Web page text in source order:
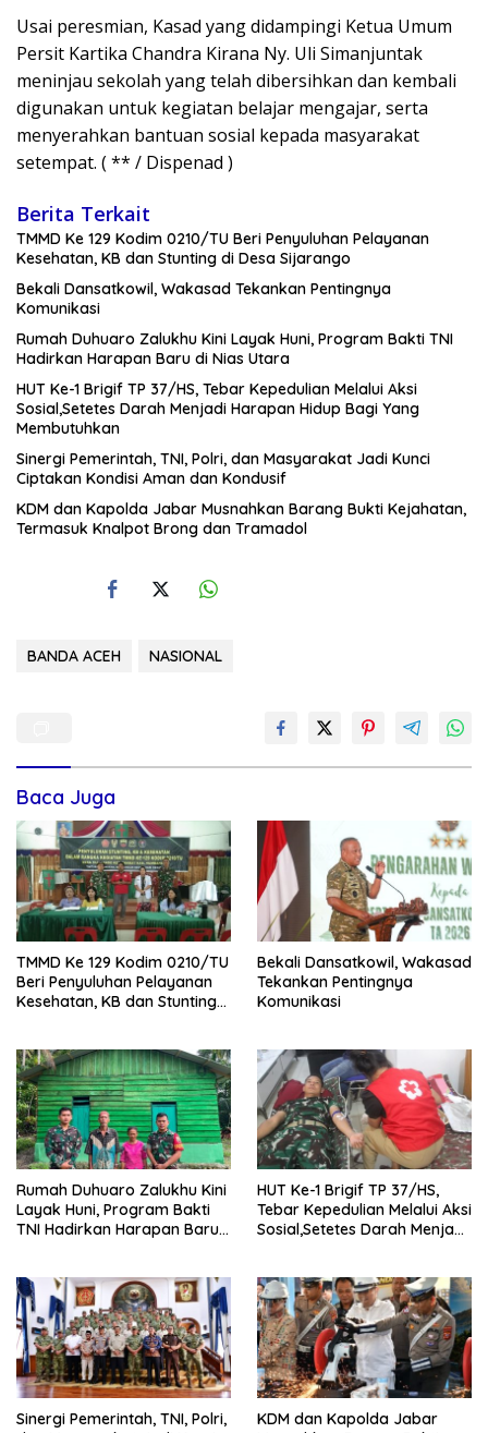
Usai peresmian, Kasad yang didampingi Ketua Umum
Persit Kartika Chandra Kirana Ny. Uli Simanjuntak
meninjau sekolah yang telah dibersihkan dan kembali
digunakan untuk kegiatan belajar mengajar, serta
menyerahkan bantuan sosial kepada masyarakat
setempat. ( ** / Dispenad )
Berita Terkait
TMMD Ke 129 Kodim 0210/TU Beri Penyuluhan Pelayanan
Kesehatan, KB dan Stunting di Desa Sijarango
Bekali Dansatkowil, Wakasad Tekankan Pentingnya
Komunikasi
Rumah Duhuaro Zalukhu Kini Layak Huni, Program Bakti TNI
Hadirkan Harapan Baru di Nias Utara
HUT Ke-1 Brigif TP 37/HS, Tebar Kepedulian Melalui Aksi
Sosial,Setetes Darah Menjadi Harapan Hidup Bagi Yang
Membutuhkan
Sinergi Pemerintah, TNI, Polri, dan Masyarakat Jadi Kunci
Ciptakan Kondisi Aman dan Kondusif
KDM dan Kapolda Jabar Musnahkan Barang Bukti Kejahatan,
Termasuk Knalpot Brong dan Tramadol
BANDA ACEH NASIONAL
Baca Juga
TMMD Ke 129 Kodim 0210/TU
Beri Penyuluhan Pelayanan
Kesehatan, KB dan Stunting
Bekali Dansatkowil, Wakasad
Tekankan Pentingnya
Komunikasi
Rumah Duhuaro Zalukhu Kini
Layak Huni, Program Bakti
TNI Hadirkan Harapan Baru
HUT Ke-1 Brigif TP 37/HS,
Tebar Kepedulian Melalui Aksi
Sosial,Setetes Darah Menjadi
Sinergi Pemerintah, TNI, Polri,
KDM dan Kapolda Jabar